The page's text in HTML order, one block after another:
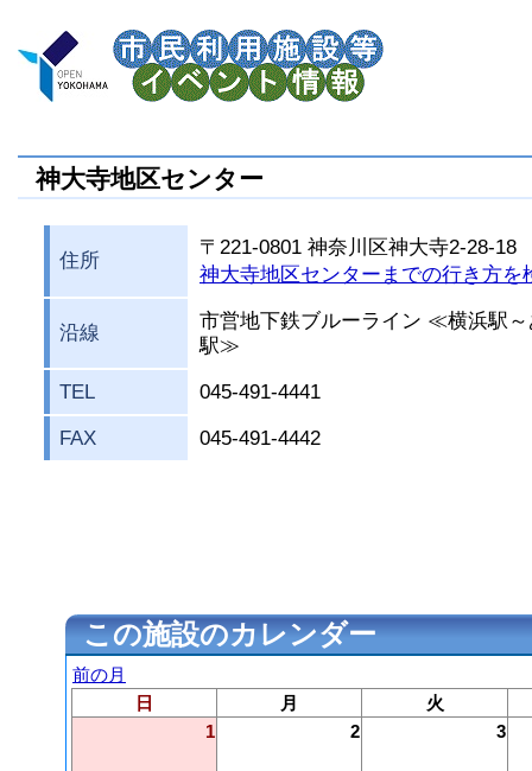
神大寺地区センター
住所
〒221-0801 神奈川区神大寺2-28-18
神大寺地区センターまでの行き方を
沿線
市営地下鉄ブルーライン ≪横浜駅～
駅≫
TEL 045-491-4441
FAX 045-491-4442
この施設のカレンダー
前の月
日
月
火
1
2 3